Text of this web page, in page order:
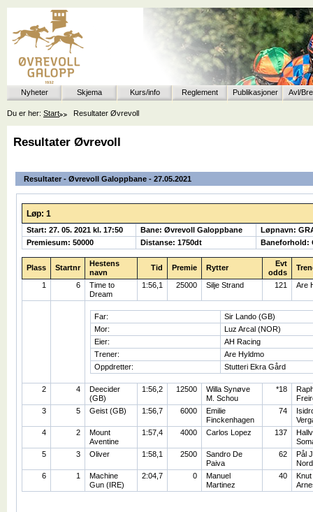
Nyheter Skjema Kurs/info Reglement Publikasjoner Avl/
Du er her: Start Resultater Øvrevoll
Resultater Øvrevoll
Resultater - Øvrevoll Galoppbane - 27.05.2021
Løp: 1
Start: 27. 05. 2021 kl. 17:50 Bane: Øvrevoll Galoppbane
Løpnavn:
Premiesum: 50000
Distanse: 1750dt Baneforhold:
Plass Startnr
Hestens
navn
Tid Premie Rytter
Evt
odds
1 6
Time to
Dream
1:56,1 25000 Silje Strand 121 Are
Far:
Sir Lando (GB)
Mor:
Luz Arcal (NOR)
Eier:
AH Racing
Trener:
Are Hyldmo
Oppdretter:
Stutteri Ekra Gård
2 4
Deecider
(GB)
1:56,2 12500
Willa Synøve
M. Schou
*18
3
5 Geist (GB) 1:56,7 6000
Emilie
Finckenhagen
74
4
2
Mount
Aventine
1:57,4 4000 Carlos Lopez 137
5
3 Oliver 1:58,1 2500
Sandro De
Paiva
62
Pål
6
1
Machine
Gun (IRE)
2:04,7 0
Manuel
Martinez
40
Knut